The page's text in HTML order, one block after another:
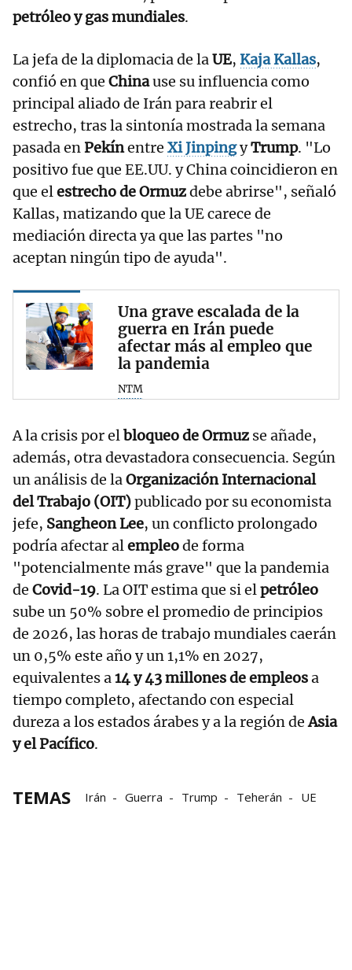
petróleo y gas mundiales.
La jefa de la diplomacia de laUE, Kaja Kallas,
confió en que Chinause su influencia como
principal aliado de Irán para reabrir el
estrecho, tras la sintonía mostrada la semana
pasada enPekínentre Xi JinpingyTrump. "Lo
positivo fue que EE.UU. y China coincidieron en
que elestrecho de Ormuzdebe abrirse", señaló
Kallas, matizando que la UE carece de
mediación directa ya que las partes "no
aceptan ningún tipo de ayuda".
Una grave escalada de la
guerra en Irán puede
afectar más al empleo que
la pandemia
NTM
A la crisis por elbloqueo de Ormuz se añade,
además, otra devastadora consecuencia. Según
un análisis de laOrganización Internacional
del Trabajo (OIT)publicado por su economista
jefe, Sangheon Lee, un conflicto prolongado
podría afectar alempleode forma
"potencialmente más grave" que la pandemia
de Covid-19. La OIT estima que si elpetróleo
sube un 50% sobre el promedio de principios
de 2026, las horas de trabajo mundiales caerán
un 0,5% este año y un 1,1% en 2027,
equivalentes a14 y 43 millones de empleosa
tiempo completo, afectando con especial
dureza a los estados árabes y a la región deAsia
y el Pacífico.
TEMAS Irán Guerra Trump Teherán UE